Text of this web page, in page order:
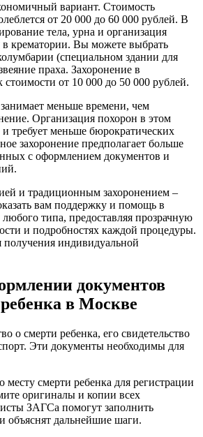
вариант. Стоимость
от 20 000 до 60 000 рублей. В
тела, урна и организация
крематории. Вы можете выбрать
(специальном здании для
праха. Захоронение в
стоимости от 10 000 до 50 000 рублей.
меньше времени, чем
Организация похорон в этом
требует меньше бюрократических
захоронение предполагает больше
с оформлением документов и
и традиционным захоронением –
вам поддержку и помощь в
типа, предоставляя прозрачную
и подробностях каждой процедуры.
индивидуальной
документов
в Москве
о смерти ребенка, его свидетельство
Эти документы необходимы для
смерти ребенка для регистрации
оригиналы и копии всех
ЗАГСа помогут заполнить
объяснят дальнейшие шаги.